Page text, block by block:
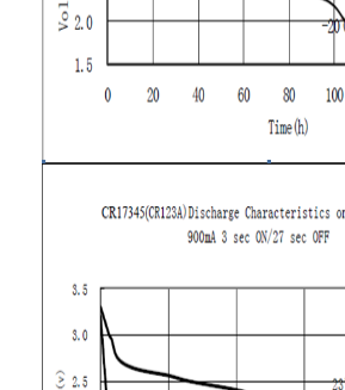
घर
उत्पादों
संपर्क करें
समाचार